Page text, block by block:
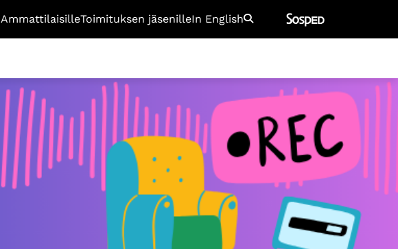
AmmattilaisilleToimituksen jäsenilleIn English Etsi